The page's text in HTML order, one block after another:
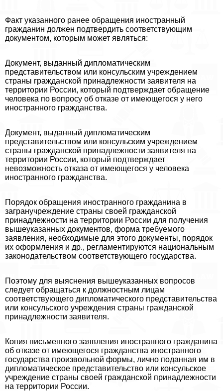
Факт указанного ранее обращения иностранный
гражданин должен подтвердить соответствующим
документом, которым может являться:
Документ, выданный дипломатическим
представительством или консульским учреждением
страны гражданской принадлежности заявителя на
территории России, который подтверждает обращение
человека по вопросу об отказе от имеющегося у него
иностранного гражданства.
Документ, выданный дипломатическим
представительством или консульским учреждением
страны гражданской принадлежности заявителя на
территории России, который подтверждает
невозможность отказа от имеющегося у человека
иностранного гражданства.
Порядок обращения иностранного гражданина в
загранучреждение страны своей гражданской
принадлежности на территории России для получения
вышеуказанных документов, форма требуемого
заявления, необходимые для этого документы, порядок
их оформления и др., регламентируются национальным
законодательством соответствующего государства.
Поэтому для выяснения вышеуказанных вопросов
следует обращаться к должностным лицам
соответствующего дипломатического представительства
или консульского учреждения страны гражданской
принадлежности заявителя.
Копия письменного заявления иностранного гражданина
об отказе от имеющегося гражданства иностранного
государства произвольной формы, лично поданная им в
дипломатическое представительство или консульское
учреждение страны своей гражданской принадлежности
на территории России.